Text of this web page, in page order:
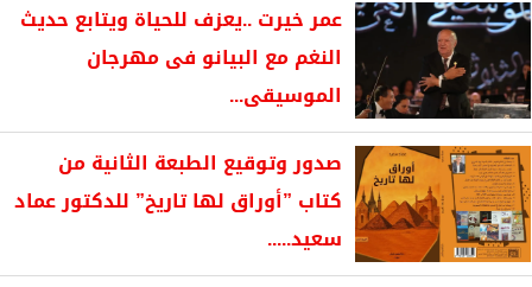
عمر خيرت ..يعزف للحياة ويتابع حديث
النغم مع البيانو فى مهرجان
الموسيقى...
صدور وتوقيع الطبعة الثانية من
كتاب ”أوراق لها تاريخ” للدكتور عماد
سعيد.....